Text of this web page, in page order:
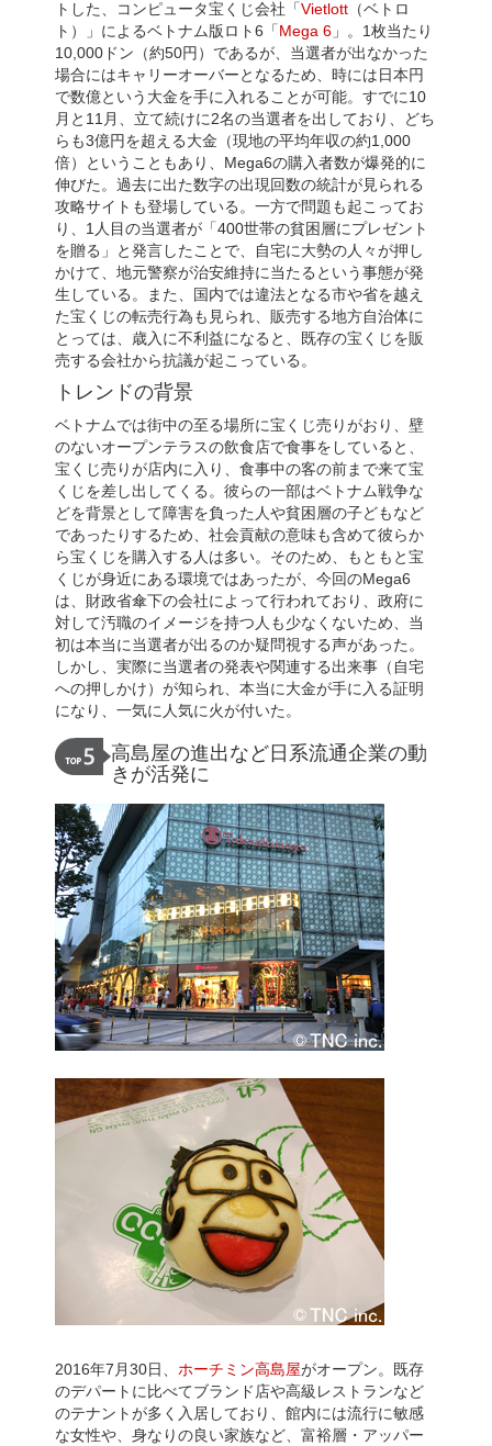
トした、コンピュータ宝くじ会社「Vietlott （ベトロ
ト）」によるベトナム版ロト6「Mega 6 」。1枚当たり
10,000ドン（約50円）であるが、当選者が出なかった
場合にはキャリーオーバーとなるため、時には日本円
で数億という大金を手に入れることが可能。すでに10
月と11月、立て続けに2名の当選者を出しており、どち
らも3億円を超える大金（現地の平均年収の約1,000
倍）ということもあり、Mega6の購入者数が爆発的に
伸びた。過去に出た数字の出現回数の統計が見られる
攻略サイトも登場している。一方で問題も起こってお
り、1人目の当選者が「400世帯の貧困層にプレゼント
を贈る」と発言したことで、自宅に大勢の人々が押し
かけて、地元警察が治安維持に当たるという事態が発
生している。また、国内では違法となる市や省を越え
た宝くじの転売行為も見られ、販売する地方自治体に
とっては、歳入に不利益になると、既存の宝くじを販
売する会社から抗議が起こっている。
トレンドの背景
ベトナムでは街中の至る場所に宝くじ売りがおり、壁
のないオープンテラスの飲食店で食事をしていると、
宝くじ売りが店内に入り、食事中の客の前まで来て宝
くじを差し出してくる。彼らの一部はベトナム戦争な
どを背景として障害を負った人や貧困層の子どもなど
であったりするため、社会貢献の意味も含めて彼らか
ら宝くじを購入する人は多い。そのため、もともと宝
くじが身近にある環境ではあったが、今回のMega6
は、財政省傘下の会社によって行われており、政府に
対して汚職のイメージを持つ人も少なくないため、当
初は本当に当選者が出るのか疑問視する声があった。
しかし、実際に当選者の発表や関連する出来事（自宅
への押しかけ）が知られ、本当に大金が手に入る証明
になり、一気に人気に火が付いた。
高島屋の進出など日系流通企業の動
きが活発に
2016年7月30日、 ホーチミン高島屋がオープン。既存
のデパートに比べてブランド店や高級レストランなど
のテナントが多く入居しており、館内には流行に敏感
な女性や、身なりの良い家族など、富裕層・アッパー